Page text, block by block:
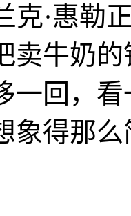
克·惠勒
卖牛奶
一回，
象得那